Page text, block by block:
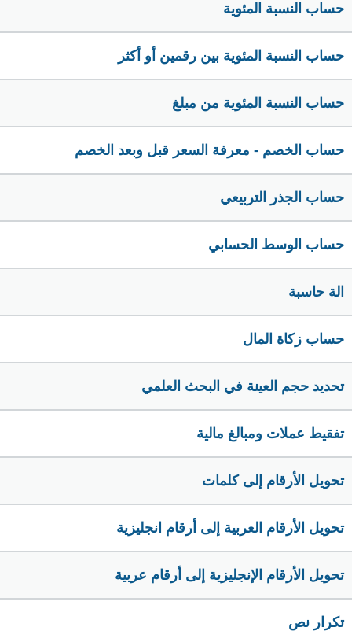
حساب النسبة المئوية
حساب النسبة المئوية بين رقمين أو أكثر
حساب النسبة المئوية من مبلغ
حساب الخصم - معرفة السعر قبل وبعد الخصم
حساب الجذر التربيعي
حساب الوسط الحسابي
الة حاسبة
حساب زكاة المال
تحديد حجم العينة في البحث العلمي
تفقيط عملات ومبالغ مالية
تحويل الأرقام إلى كلمات
تحويل الأرقام العربية إلى أرقام انجليزية
تحويل الأرقام الإنجليزية إلى أرقام عربية
تكرار نص